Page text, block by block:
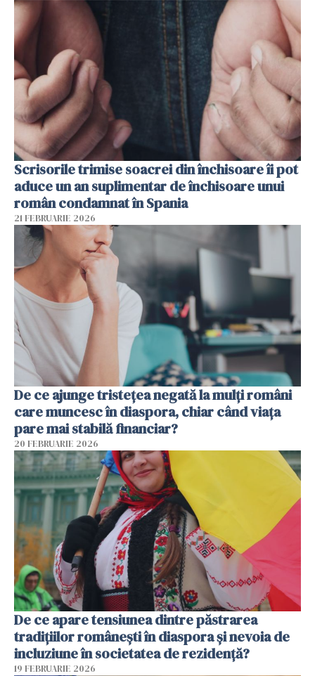
Scrisorile trimise soacrei din închisoare îi pot
aduce un an suplimentar de închisoare unui
român condamnat în Spania
21 FEBRUARIE 2026
De ce ajunge tristețea negată la mulți români
care muncesc în diaspora, chiar când viața
pare mai stabilă financiar?
20 FEBRUARIE 2026
De ce apare tensiunea dintre păstrarea
tradițiilor românești în diaspora și nevoia de
incluziune în societatea de rezidență?
19 FEBRUARIE 2026